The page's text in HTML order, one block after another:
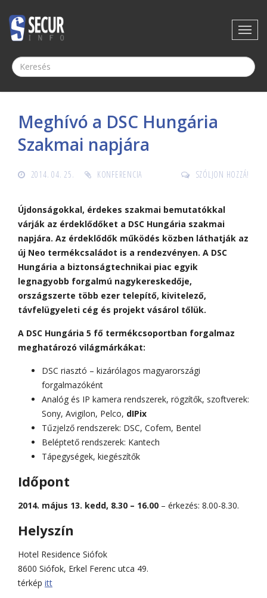
Meghívó a DSC Hungária
Szakmai napjára
2014. 04. 25. KONFERENCIA SZÓLJON HOZZÁ!
Újdonságokkal, érdekes szakmai bemutatókkal
várják az érdeklődőket a DSC Hungária szakmai
napjára. Az érdeklődők működés közben láthatják az
új Neo termékcsaládot is a rendezvényen. A DSC
Hungária a biztonságtechnikai piac egyik
legnagyobb forgalmú nagykereskedője,
országszerte több ezer telepítő, kivitelező,
távfelügyeleti cég és projekt vásárol tőlük.
A DSC Hungária 5 fő termékcsoportban forgalmaz
meghatározó világmárkákat:
DSC riasztó – kizárólagos magyarországi
forgalmazóként
Analóg és IP kamera rendszerek, rögzítők, szoftverek:
Sony, Avigilon, Pelco, dIPix
Tűzjelző rendszerek: DSC, Cofem, Bentel
Beléptető rendszerek: Kantech
Tápegységek, kiegészítők
Időpont
2014. május 13. kedd, 8.30 – 16.00 – érkezés: 8.00-8.30.
Helyszín
Hotel Residence Siófok
8600 Siófok, Erkel Ferenc utca 49.
térkép itt